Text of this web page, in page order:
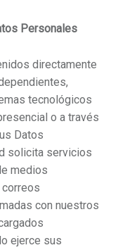
Personales
directamente
tecnológicos
o a través
Datos
solicita servicios
medios
con nuestros
ejerce sus